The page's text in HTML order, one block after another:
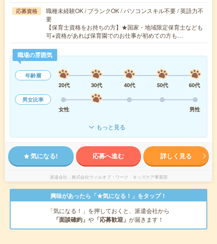
応募資格
職種未経験OK / ブランクOK / パソコンスキル不要 / 英語力不
要
【保育士資格をお持ちの方】★国家・地域限定保育士なども
可※資格があれば保育園でのお仕事が初めての方も…
職場の雰囲気
年齢層
20代
30代 40代 50代
60代
男女比率
女性
男性
もっと見る
気になる! 応募へ進む 詳しく見る
派遣会社 株式会社ウィルオブ・ワーク キッズケア事業部
興味があったら「★気になる！」をタップ！
「気になる！」を押しておくと、派遣会社から
「面談確約」 や 「応募歓迎」 が届きます！